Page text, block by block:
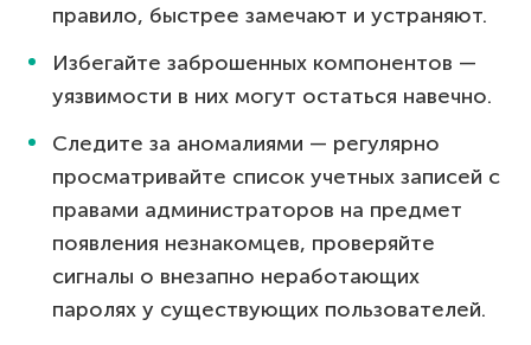
правило, быстрее замечают и устраняют.
Избегайте заброшенных компонентов —
уязвимости в них могут остаться навечно.
Следите за аномалиями — регулярно
просматривайте список учетных записей с
правами администраторов на предмет
появления незнакомцев, проверяйте
сигналы о внезапно неработающих
паролях у существующих пользователей.